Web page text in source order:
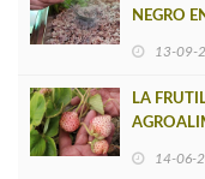
NEGRO
13-09-
LA
14-06-